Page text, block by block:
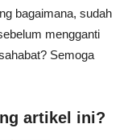
bagaimana, sudah
mengganti
Semoga
artikel ini?